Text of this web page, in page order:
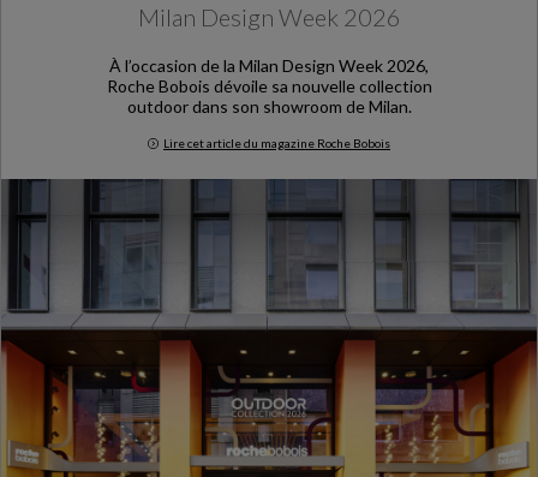
Milan Design Week 2026
À l’occasion de la Milan Design Week 2026,
Roche Bobois dévoile sa nouvelle collection
outdoor dans son showroom de Milan.
Lire cet article du magazine Roche Bobois
Milan Design Week 2026